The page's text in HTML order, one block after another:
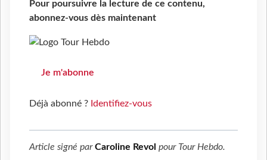
Pour poursuivre la lecture de ce contenu,
abonnez-vous dès maintenant
Je m'abonne
Déjà abonné ? Identifiez-vous
Article signé parCaroline Revol pour Tour Hebdo.